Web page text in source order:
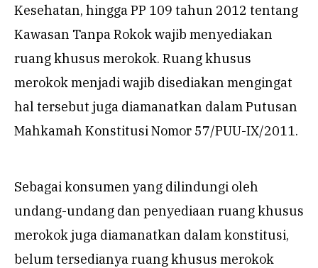
Kesehatan, hingga PP 109 tahun 2012 tentang
Kawasan Tanpa Rokok wajib menyediakan
ruang khusus merokok. Ruang khusus
merokok menjadi wajib disediakan mengingat
hal tersebut juga diamanatkan dalam Putusan
Mahkamah Konstitusi Nomor 57/PUU-IX/2011.
Sebagai konsumen yang dilindungi oleh
undang-undang dan penyediaan ruang khusus
merokok juga diamanatkan dalam konstitusi,
belum tersedianya ruang khusus merokok